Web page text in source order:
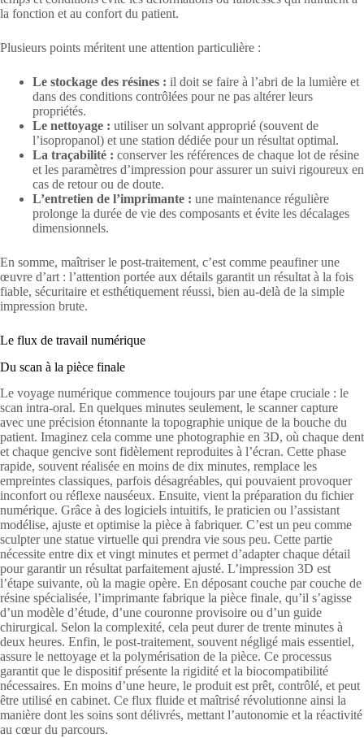
la fonction et au confort du patient.
Plusieurs points méritent une attention particulière :
Le stockage des résines : il doit se faire à l’abri de la lumière et
dans des conditions contrôlées pour ne pas altérer leurs
propriétés.
Le nettoyage : utiliser un solvant approprié (souvent de
l’isopropanol) et une station dédiée pour un résultat optimal.
La traçabilité : conserver les références de chaque lot de résine
et les paramètres d’impression pour assurer un suivi rigoureux en
cas de retour ou de doute.
L’entretien de l’imprimante : une maintenance régulière
prolonge la durée de vie des composants et évite les décalages
dimensionnels.
En somme, maîtriser le post-traitement, c’est comme peaufiner une
œuvre d’art : l’attention portée aux détails garantit un résultat à la fois
fiable, sécuritaire et esthétiquement réussi, bien au-delà de la simple
impression brute.
Le flux de travail numérique
Du scan à la pièce finale
Le voyage numérique commence toujours par une étape cruciale : le
scan intra-oral. En quelques minutes seulement, le scanner capture
avec une précision étonnante la topographie unique de la bouche du
patient. Imaginez cela comme une photographie en 3D, où chaque dent
et chaque gencive sont fidèlement reproduites à l’écran. Cette phase
rapide, souvent réalisée en moins de dix minutes, remplace les
empreintes classiques, parfois désagréables, qui pouvaient provoquer
inconfort ou réflexe nauséeux. Ensuite, vient la préparation du fichier
numérique. Grâce à des logiciels intuitifs, le praticien ou l’assistant
modélise, ajuste et optimise la pièce à fabriquer. C’est un peu comme
sculpter une statue virtuelle qui prendra vie sous peu. Cette partie
nécessite entre dix et vingt minutes et permet d’adapter chaque détail
pour garantir un résultat parfaitement ajusté. L’impression 3D est
l’étape suivante, où la magie opère. En déposant couche par couche de
résine spécialisée, l’imprimante fabrique la pièce finale, qu’il s’agisse
d’un modèle d’étude, d’une couronne provisoire ou d’un guide
chirurgical. Selon la complexité, cela peut durer de trente minutes à
deux heures. Enfin, le post-traitement, souvent négligé mais essentiel,
assure le nettoyage et la polymérisation de la pièce. Ce processus
garantit que le dispositif présente la rigidité et la biocompatibilité
nécessaires. En moins d’une heure, le produit est prêt, contrôlé, et peut
être utilisé en cabinet. Ce flux fluide et maîtrisé révolutionne ainsi la
manière dont les soins sont délivrés, mettant l’autonomie et la réactivité
au cœur du parcours.